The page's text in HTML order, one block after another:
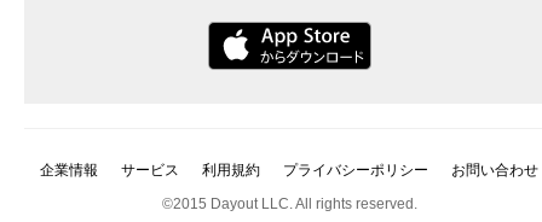
企業情報 サービス 利用規約 プライバシーポリシー
お問い合わせ
©2015 Dayout LLC. All rights reserved.